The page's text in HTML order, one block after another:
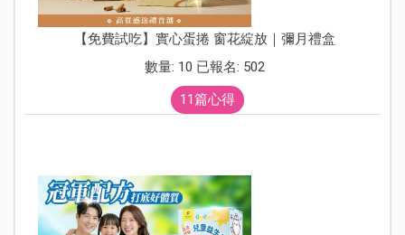
【免費試吃】實心蛋捲 窗花綻放｜彌月禮盒
數量: 10 已報名: 502
11篇心得